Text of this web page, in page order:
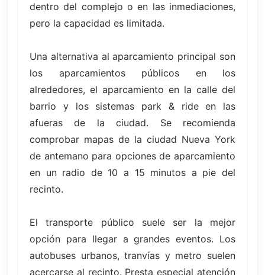
dentro del complejo o en las inmediaciones,
pero la capacidad es limitada.
Una alternativa al aparcamiento principal son
los aparcamientos públicos en los
alrededores, el aparcamiento en la calle del
barrio y los sistemas park & ride en las
afueras de la ciudad. Se recomienda
comprobar mapas de la ciudad Nueva York
de antemano para opciones de aparcamiento
en un radio de 10 a 15 minutos a pie del
recinto.
El transporte público suele ser la mejor
opción para llegar a grandes eventos. Los
autobuses urbanos, tranvías y metro suelen
acercarse al recinto. Presta especial atención